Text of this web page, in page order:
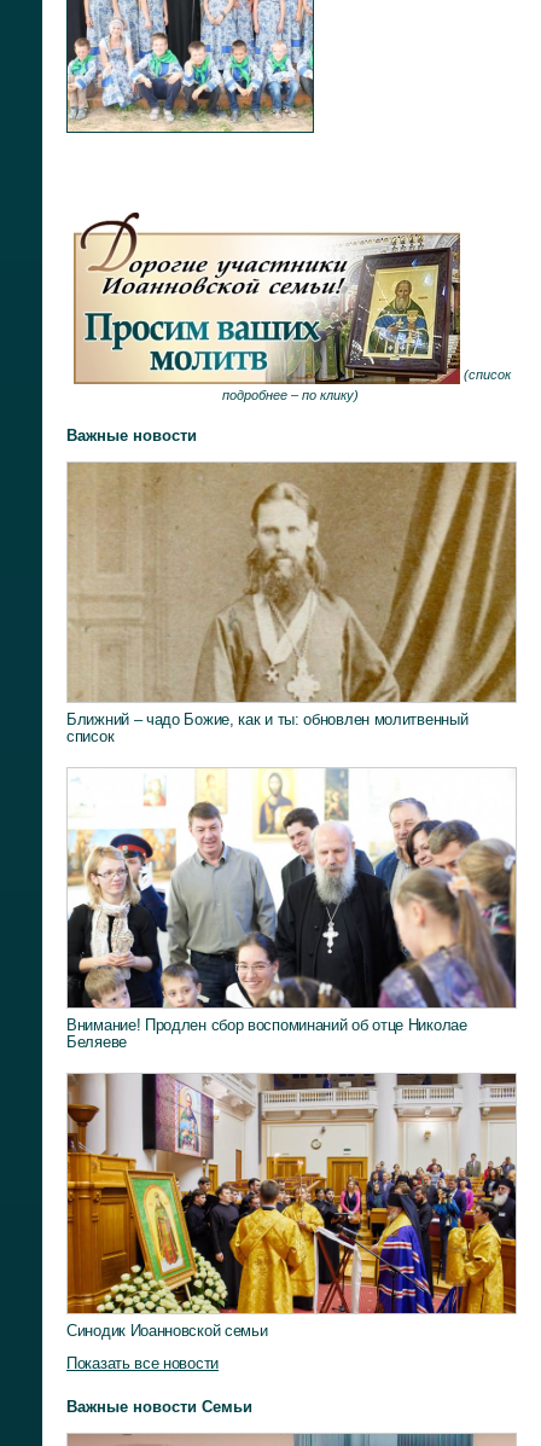
(список
подробнее – по клику)
Важные новости
Ближний – чадо Божие, как и ты: обновлен молитвенный
список
Внимание! Продлен сбор воспоминаний об отце Николае
Беляеве
Синодик Иоанновской семьи
Показать все новости
Важные новости Семьи